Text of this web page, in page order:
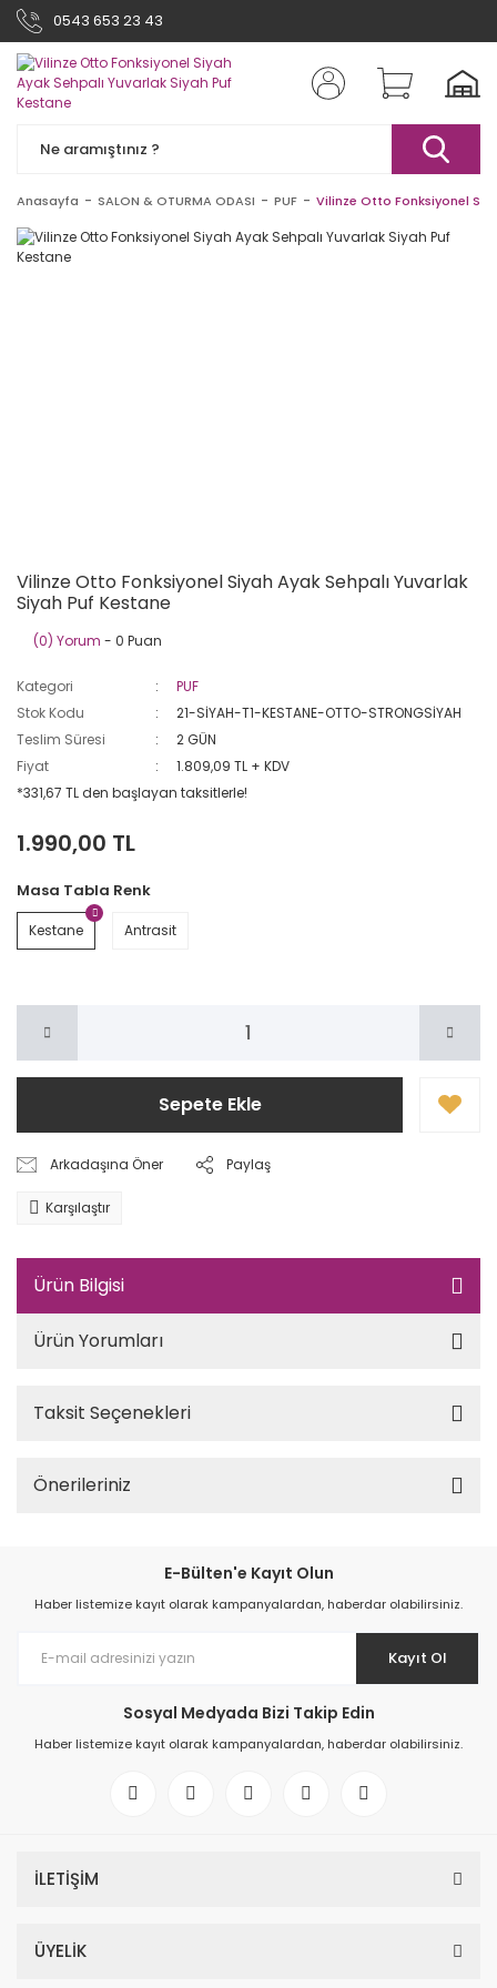
0543 653 23 43
Anasayfa SALON & OTURMA ODASI PUF Vilinze Otto Fonksiyonel
Vilinze Otto Fonksiyonel Siyah Ayak Sehpalı Yuvarlak
Siyah Puf Kestane
(0) Yorum - 0 Puan
Kategori
PUF
Stok Kodu
21-SİYAH-T1-KESTANE-OTTO-STRONGSİYAH
Teslim Süresi
2 GÜN
Fiyat
1.809,09 TL + KDV
*331,67 TL den başlayan taksitlerle!
1.990,00 TL
Masa Tabla Renk
Kestane Antrasit
Sepete Ekle
Arkadaşına Öner Paylaş
Karşılaştır
Ürün Bilgisi
Ürün Yorumları
Taksit Seçenekleri
Önerileriniz
E-Bülten'e Kayıt Olun
Haber listemize kayıt olarak kampanyalardan, haberdar olabilirsiniz.
Kayıt Ol
Sosyal Medyada Bizi Takip Edin
Haber listemize kayıt olarak kampanyalardan, haberdar olabilirsiniz.
İLETİŞİM
ÜYELİK